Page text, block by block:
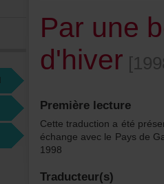
d'hiver
Premièrelecture
1998
Traducteur(s)